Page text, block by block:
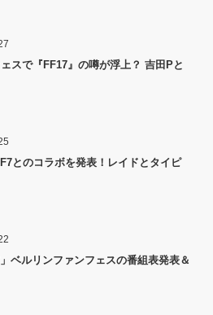
スで『FF17』の噂が浮上？ 吉田Pと
とのコラボを発表！レイドとタイピ
」ベルリンファンフェスの番組表発表＆